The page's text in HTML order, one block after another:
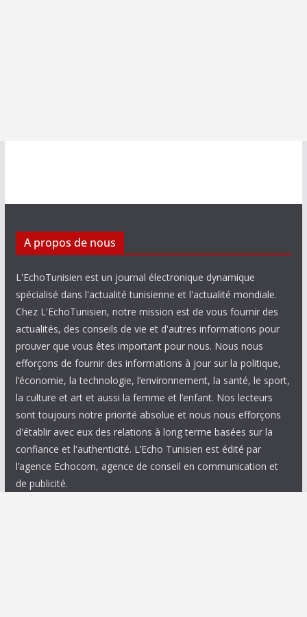
A propos de nous
L'EchoTunisien est un journal électronique dynamique
spécialisé dans l'actualité tunisienne et l'actualité mondiale.
Chez L'EchoTunisien, notre mission est de vous fournir des
actualités, des conseils de vie et d'autres informations pour
prouver que vous êtes important pour nous. Nous nous
efforçons de fournir des informations à jour sur la politique,
l’économie, la technologie, l’environnement, la santé, le sport,
la culture et art et aussi la femme et l’enfant. Nos lecteurs
sont toujours notre priorité absolue et nous nous efforçons
d'établir avec eux des relations à long terme basées sur la
confiance et l'authenticité. L’Echo Tunisien est édité par
l’agence Echocom, agence de conseil en communication et
de publicité.